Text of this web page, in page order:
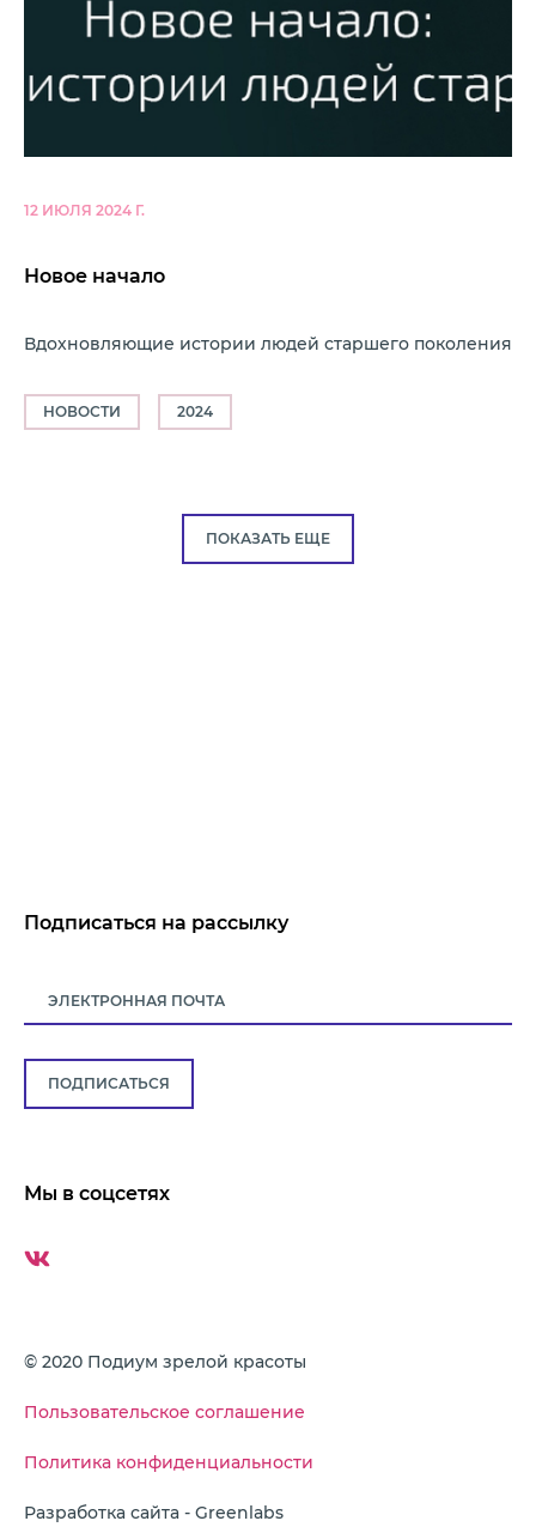
12 ИЮЛЯ 2024 Г.
Новое начало
Вдохновляющие истории людей старшего поколения
НОВОСТИ 2024
ПОКАЗАТЬ ЕЩЕ
Мы в соцсетях
Подписаться на рассылку
ПОДПИСАТЬСЯ
© 2020 Подиум зрелой красоты
Пользовательское соглашение
Политика конфиденциальности
Разработка сайта - Greenlabs